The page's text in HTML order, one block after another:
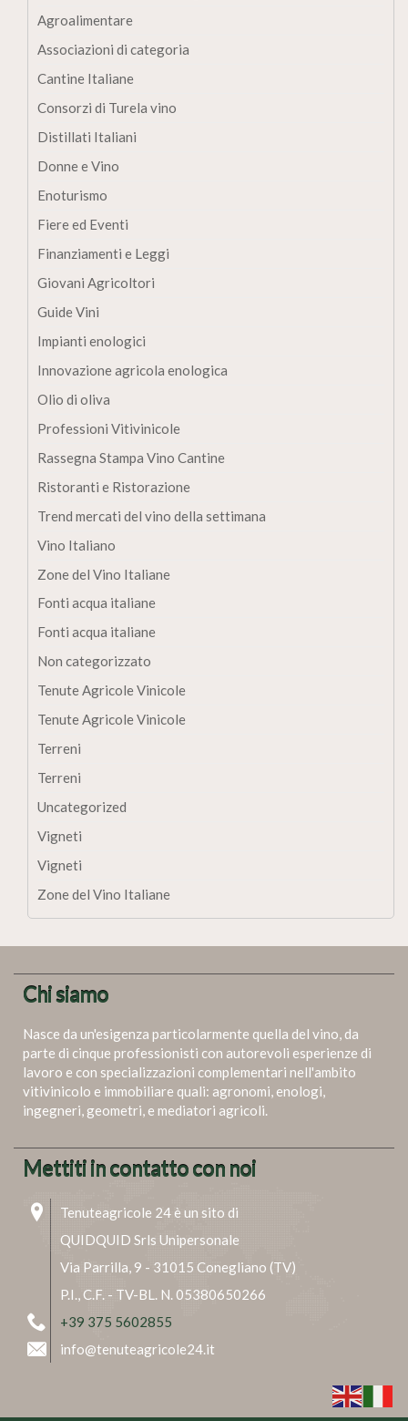
Agroalimentare
Associazioni di categoria
Cantine Italiane
Consorzi di Turela vino
Distillati Italiani
Donne e Vino
Enoturismo
Fiere ed Eventi
Finanziamenti e Leggi
Giovani Agricoltori
Guide Vini
Impianti enologici
Innovazione agricola enologica
Olio di oliva
Professioni Vitivinicole
Rassegna Stampa Vino Cantine
Ristoranti e Ristorazione
Trend mercati del vino della settimana
Vino Italiano
Zone del Vino Italiane
Fonti acqua italiane
Fonti acqua italiane
Non categorizzato
Tenute Agricole Vinicole
Tenute Agricole Vinicole
Terreni
Terreni
Uncategorized
Vigneti
Vigneti
Zone del Vino Italiane
Chi siamo
Nasce da un'esigenza particolarmente quella del vino, da
parte di cinque professionisti con autorevoli esperienze di
lavoro e con specializzazioni complementari nell'ambito
vitivinicolo e immobiliare quali: agronomi, enologi,
ingegneri, geometri, e mediatori agricoli.
Mettiti in contatto con noi
Tenuteagricole 24 è un sito di
QUIDQUID Srls Unipersonale
Via Parrilla, 9 - 31015 Conegliano (TV)
P.I., C.F. - TV-BL. N. 05380650266
+39 375 5602855
info@tenuteagricole24.it